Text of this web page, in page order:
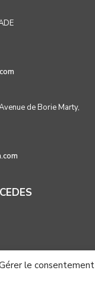
le consentement
de Borie Marty,